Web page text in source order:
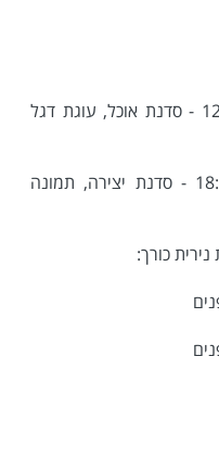
**שעה: 11:00-11:45 + 12:00-12:45 - סדנת אוכל, עוגת דגל
**שעה: 17:00-17:45 + 18:00-18:45 - סדנת יצירה, תמונה
כורך: